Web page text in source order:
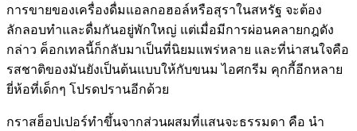
การขายของเครื่องดื่มแอลกอฮอล์หรือสุราในสหรัฐ จะต้อง
ลักลอบทำและดื่มกันอยู่พักใหญ่ แต่เมื่อมีการผ่อนคลายกฎดัง
กล่าว ค็อกเทลนี้ก็กลับมาเป็นที่นิยมแพร่หลาย และที่น่าสนใจคือ
รสชาติของมันยังเป็นต้นแบบให้กับขนม ไอศกรีม คุกกี้อีกหลาย
ยี่ห้อที่เด็กๆ โปรดปรานอีกด้วย
กราสฮ็อปเปอร์ทำขึ้นจากส่วนผสมที่แสนจะธรรมดา คือ นำ